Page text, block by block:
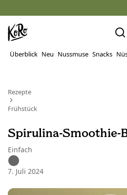
Überblick Neu Nussmuse Snacks
Rezepte
Frühstück
Spirulina-Smoothie-
Einfach
7. Juli 2024